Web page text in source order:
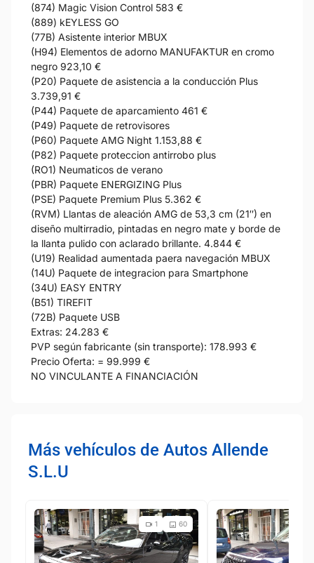
(874) Magic Vision Control 583 €
(889) kEYLESS GO
(77B) Asistente interior MBUX
(H94) Elementos de adorno MANUFAKTUR en cromo
negro 923,10 €
(P20) Paquete de asistencia a la conducción Plus
3.739,91 €
(P44) Paquete de aparcamiento 461 €
(P49) Paquete de retrovisores
(P60) Paquete AMG Night 1.153,88 €
(P82) Paquete proteccion antirrobo plus
(RO1) Neumaticos de verano
(PBR) Paquete ENERGIZING Plus
(PSE) Paquete Premium Plus 5.362 €
(RVM) Llantas de aleación AMG de 53,3 cm (21″) en
diseño multirradio, pintadas en negro mate y borde de
la llanta pulido con aclarado brillante. 4.844 €
(U19) Realidad aumentada paera navegación MBUX
(14U) Paquete de integracion para Smartphone
(34U) EASY ENTRY
(B51) TIREFIT
(72B) Paquete USB
Extras: 24.283 €
PVP según fabricante (sin transporte): 178.993 €
Precio Oferta: = 99.999 €
NO VINCULANTE A FINANCIACIÓN
Más vehículos de Autos Allende
S.L.U
60
1